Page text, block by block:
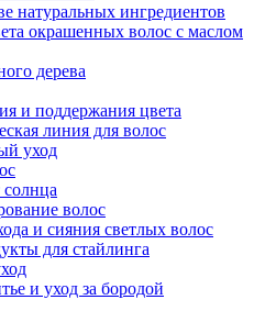
натуральных ингредиентов
окрашенных волос с маслом
дерева
и поддержания цвета
линия для волос
уход
волос
и сияния светлых волос
для стайлинга
и уход за бородой